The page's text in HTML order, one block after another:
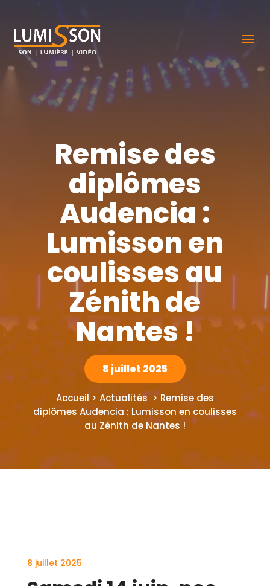
Remise des
diplômes
Audencia :
Lumisson en
coulisses au
Zénith de
Nantes !
8 juillet 2025
Accueil > Actualités > Remise des
diplômes Audencia : Lumisson en coulisses
au Zénith de Nantes !
8 juillet 2025